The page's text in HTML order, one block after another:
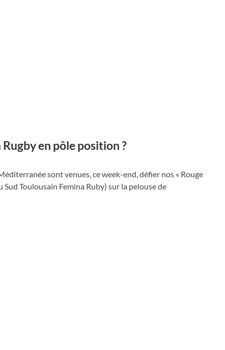
en pôle position ?
sont venues, ce week-end, défier nos « Rouge
Sud Toulousain Femina Ruby) sur la pelouse de